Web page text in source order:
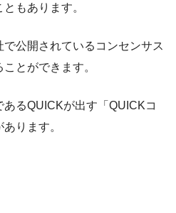
もあります。
公開されているコンセンサス
とができます。
るQUICKが出す「QUICKコ
ります。